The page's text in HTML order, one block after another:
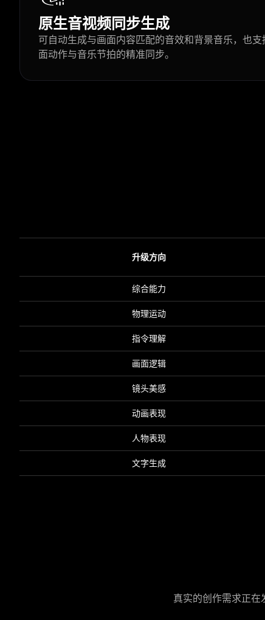
原生音视频同步生成
可自动生成与画面内容匹配的音效和背景音乐，也
面动作与音乐节拍的精准同步。
升级方向
综合能力
物理运动
指令理解
画面逻辑
镜头美感
动画表现
人物表现
文字生成
真实的创作需求正在